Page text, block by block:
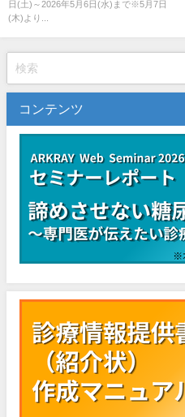
日(土)～2026年5月6日(水)まで※5月7日
(木)より...
コンテンツ